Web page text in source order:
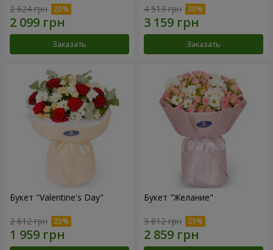
2 624 грн
Заказать
4 513 грн
Заказать
Букет "Valentine's Day"
2 612 грн
Букет "Желание"
3 812 грн